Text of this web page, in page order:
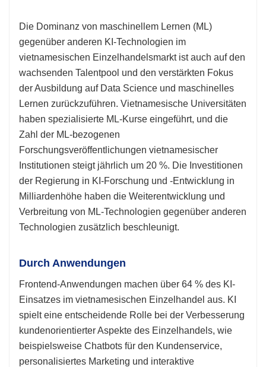
Die Dominanz von maschinellem Lernen (ML)
gegenüber anderen KI-Technologien im
vietnamesischen Einzelhandelsmarkt ist auch auf den
wachsenden Talentpool und den verstärkten Fokus
der Ausbildung auf Data Science und maschinelles
Lernen zurückzuführen. Vietnamesische Universitäten
haben spezialisierte ML-Kurse eingeführt, und die
Zahl der ML-bezogenen
Forschungsveröffentlichungen vietnamesischer
Institutionen steigt jährlich um 20 %. Die Investitionen
der Regierung in KI-Forschung und -Entwicklung in
Milliardenhöhe haben die Weiterentwicklung und
Verbreitung von ML-Technologien gegenüber anderen
Technologien zusätzlich beschleunigt.
Durch Anwendungen
Frontend-Anwendungen machen über 64 % des KI-
Einsatzes im vietnamesischen Einzelhandel aus. KI
spielt eine entscheidende Rolle bei der Verbesserung
kundenorientierter Aspekte des Einzelhandels, wie
beispielsweise Chatbots für den Kundenservice,
personalisiertes Marketing und interaktive